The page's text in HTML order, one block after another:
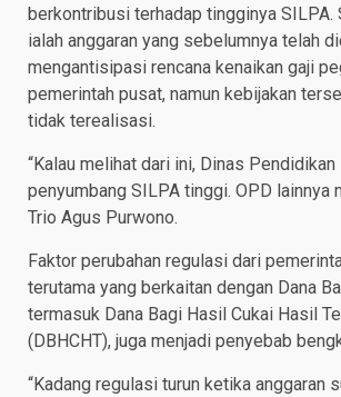
berkontribusi terhadap tingginya SILPA.
ialah anggaran yang sebelumnya telah
mengantisipasi rencana kenaikan gaji
pemerintah pusat, namun kebijakan
tidak terealisasi.
“Kalau melihat dari ini, Dinas
penyumbang SILPA tinggi. OPD lainnya
Trio Agus Purwono.
Faktor perubahan regulasi dari
terutama yang berkaitan dengan Dana
termasuk Dana Bagi Hasil Cukai Hasil
(DBHCHT), juga menjadi penyebab
“Kadang regulasi turun ketika anggaran